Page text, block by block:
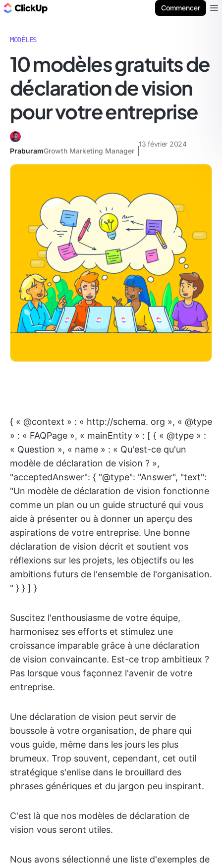
Commencer
MODÈLES
10 modèles gratuits de
déclaration de vision
pour votre entreprise
PraburamGrowth Marketing Manager
13 février 2024
{ « @context » : « http://schema. org », « @type
» : « FAQPage », « mainEntity » : [ { « @type » :
« Question », « name » : « Qu'est-ce qu'un
modèle de déclaration de vision ? »,
"acceptedAnswer": { "@type": "Answer", "text":
"Un modèle de déclaration de vision fonctionne
comme un plan ou un guide structuré qui vous
aide à présenter ou à donner un aperçu des
aspirations de votre entreprise. Une bonne
déclaration de vision décrit et soutient vos
réflexions sur les projets, les objectifs ou les
ambitions futurs de l'ensemble de l'organisation.
" } } ] }
Suscitez l'enthousiasme de votre équipe,
harmonisez ses efforts et stimulez une
croissance imparable grâce à une déclaration
de vision convaincante. Est-ce trop ambitieux ?
Pas lorsque vous façonnez l'avenir de votre
entreprise.
Une déclaration de vision peut servir de
boussole à votre organisation, de phare qui
vous guide, même dans les jours les plus
brumeux. Trop souvent, cependant, cet outil
stratégique s'enlise dans le brouillard des
phrases génériques et du jargon peu inspirant.
C'est là que nos modèles de déclaration de
vision vous seront utiles.
Nous avons sélectionné une liste d'exemples de